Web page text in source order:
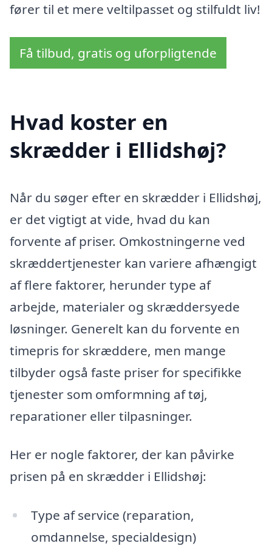
fører til et mere veltilpasset og stilfuldt liv!
Få tilbud, gratis og uforpligtende
Hvad koster en
skrædder i Ellidshøj?
Når du søger efter en skrædder i Ellidshøj,
er det vigtigt at vide, hvad du kan
forvente af priser. Omkostningerne ved
skræddertjenester kan variere afhængigt
af flere faktorer, herunder type af
arbejde, materialer og skræddersyede
løsninger. Generelt kan du forvente en
timepris for skræddere, men mange
tilbyder også faste priser for specifikke
tjenester som omformning af tøj,
reparationer eller tilpasninger.
Her er nogle faktorer, der kan påvirke
prisen på en skrædder i Ellidshøj:
Type af service (reparation,
omdannelse, specialdesign)